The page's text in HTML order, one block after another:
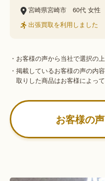
宮崎県宮崎市 60代 女性
出張買取を利用しました
・お客様の声から当社で選択の
・掲載しているお客様の声の内
取りした商品はお客様によって
お客様の